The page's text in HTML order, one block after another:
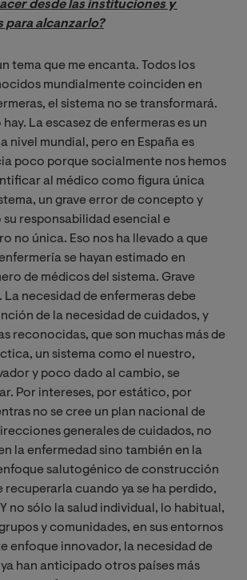
desde las instituciones y
para alcanzarlo?
tema que me encanta. Todos los
mundialmente coinciden en
el sistema no se transformará.
La escasez de enfermeras es un
nivel mundial, pero en España es
poco porque socialmente nos hemos
al médico como figura única
un grave error de concepto y
responsabilidad esencial e
no única. Eso nos ha llevado a que
se hayan estimado en
de médicos del sistema. Grave
necesidad de enfermeras debe
de la necesidad de cuidados, y
reconocidas, que son muchas más de
un sistema como el nuestro,
y poco dado al cambio, se
Por intereses, por estático, por
no se cree un plan nacional de
generales de cuidados, no
la enfermedad sino también en la
salutogénico de construcción
recuperarla cuando ya se ha perdido,
no sólo la salud individual, lo habitual,
y comunidades, en sus entornos
enfoque innovador, la necesidad de
han anticipado otros países más